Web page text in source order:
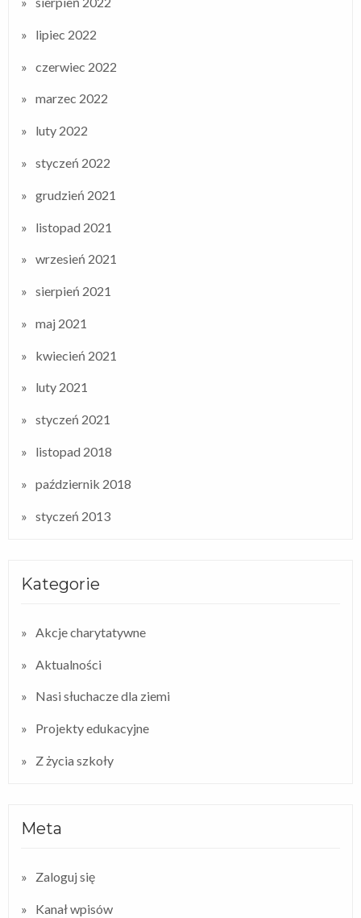
lipiec 2022
czerwiec 2022
marzec 2022
luty 2022
styczeń 2022
grudzień 2021
listopad 2021
wrzesień 2021
sierpień 2021
maj 2021
kwiecień 2021
luty 2021
styczeń 2021
listopad 2018
październik 2018
styczeń 2013
Kategorie
Akcje charytatywne
Aktualności
Nasi słuchacze dla ziemi
Projekty edukacyjne
Z życia szkoły
Meta
Zaloguj się
Kanał wpisów